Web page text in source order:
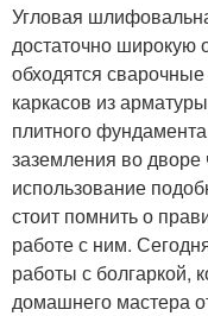
Угловая
достаточно широкую
обходятся
каркасов из
плитного
заземления во дворе
использование
стоит помнить о
работе с ним.
работы с болгаркой,
домашнего мастера